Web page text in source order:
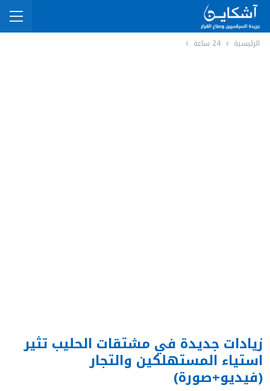
الرئيسية 24 ساعة
زيادات جديدة في مشتقات الحليب تثير
استياء المستهلكين والتجار
(فيديو+صورة)